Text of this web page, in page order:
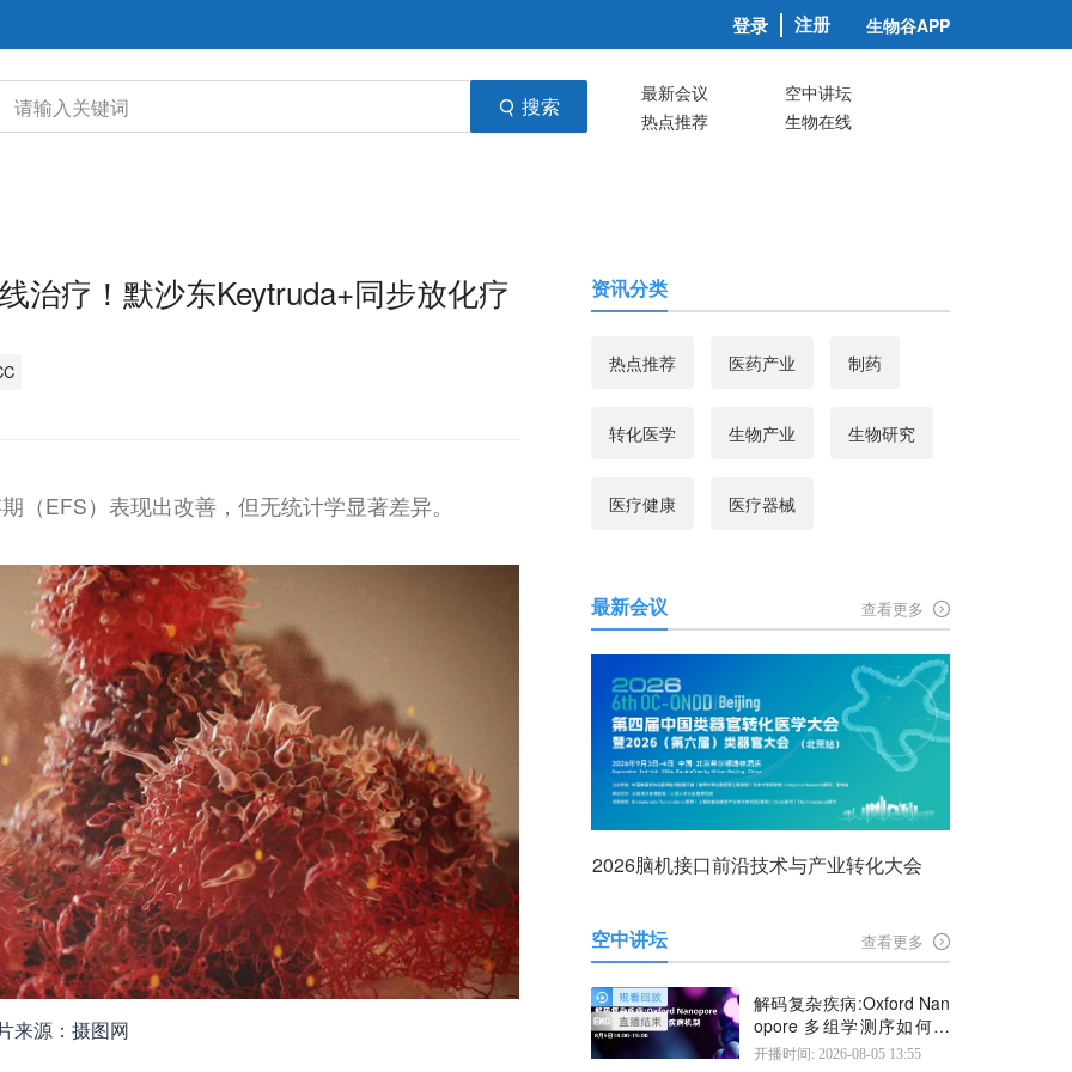
登录 注册 生物谷APP
搜索 最新会议
空中讲坛
热点推荐
生物在线
治疗！默沙东Keytruda+同步放化疗
（EFS）表现出改善，但无统计学显著差异。
来源：摄图网
资讯分类
热点推荐 医药产业 制药
转化医学 生物产业 生物研究
医疗健康 医疗器械
最新会议 查看更多
2026脑机接口前沿技术与产业转化大会
空中讲坛 查看更多
解码复杂疾病:Oxford Nan
opore 多组学测序如何揭
示疾病机制
开播时间: 2026-08-05 13:55